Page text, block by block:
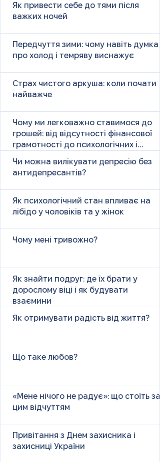
Як привести себе до тями після
важких ночей
Передчуття зими: чому навіть думка
про холод і темряву виснажує
Страх чистого аркуша: коли почати
найважче
Чому ми легковажно ставимося до
грошей: від відсутності фінансової
грамотності до психологічних і
Чи можна вилікувати депресію без
антидепресантів?
Як психологічний стан впливає на
лібідо у чоловіків та у жінок
Чому мені тривожно?
Як знайти подруг: де їх брати у
дорослому віці і як будувати
взаємини
Як отримувати радість від життя?
Що таке любов?
«Мене нічого не радує»: що стоїть за
цим відчуттям
Привітання з Днем захисника і
захисниці України